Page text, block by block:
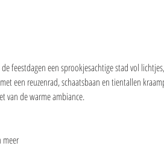
feestdagen een sprookjesachtige stad vol
een reuzenrad, schaatsbaan en tientallen
van de warme ambiance.